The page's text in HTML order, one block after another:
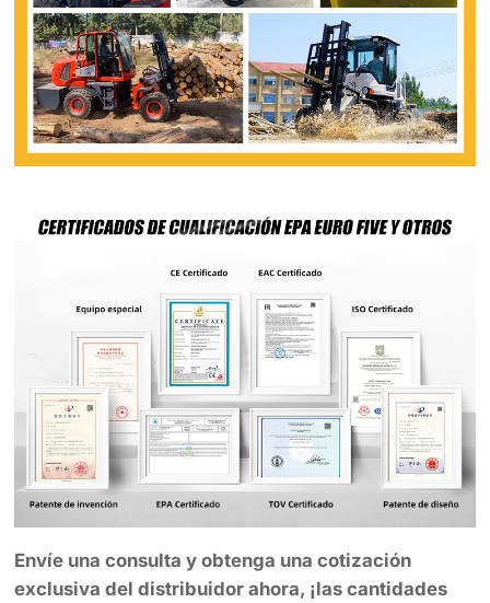
Envíe una consulta y obtenga una cotización
exclusiva del distribuidor ahora, ¡las cantidades